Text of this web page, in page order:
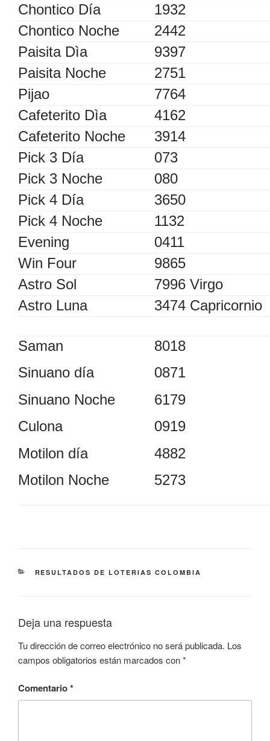
Chontico Día
1932
Chontico Noche
2442
Paisita Dìa
9397
Paisita Noche
2751
Pijao
7764
Cafeterito Dìa
4162
Cafeterito Noche
3914
Pick 3 Día
073
Pick 3 Noche
080
Pick 4 Día
3650
Pick 4 Noche
1132
Evening
0411
Win Four
9865
Astro Sol
7996 Virgo
Astro Luna
3474 Capricornio
Saman
Sinuano día
Sinuano Noche
Culona
Motilon día
Motilon Noche
8018
0871
6179
0919
4882
5273
CATEGORÍAS
RESULTADOS DE LOTERIAS COLOMBIA
Deja una respuesta
Tu dirección de correo electrónico no será publicada. Los
campos obligatorios están marcados con*
Comentario*